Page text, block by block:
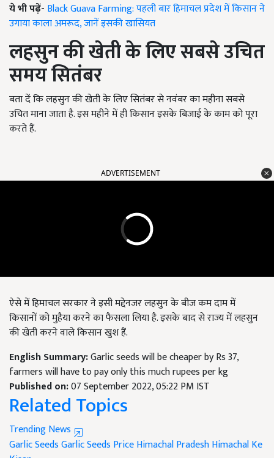
ये भी पढ़ें- Black Guava Farming: पहली बार हिमाचल प्रदेश में किसान ने
उगाया काला अमरूद, जानें इसकी खासियत
लहसुन की खेती के लिए सबसे उचित
समय सितंबर
बता दें कि लहसुन की खेती के लिए सितंबर से नवंबर का महीना सबसे
उचित माना जाता है. इस महीने में ही किसान इसके बिजाई के काम को पूरा
करते हैं.
ADVERTISEMENT
ऐसे में हिमाचल सरकार ने इसी मद्देनजर लहसुन के बीज कम दाम में
किसानों को मुहैया करने का फैसला लिया है. इसके बाद से राज्य में लहसुन
की खेती करने वाले किसान खुश हैं.
English Summary:Garlic seeds will be cheaper by Rs 37,
farmers will have to pay only this much rupees per kg
Published on:07 September 2022, 05:22 PM IST
Related Topics
Trending News
Garlic SeedsGarlic Seeds PriceHimachal PradeshHimachal Ke